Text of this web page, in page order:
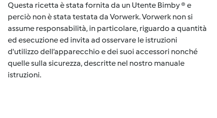
Questa ricetta è stata fornita da un Utente Bimby ® e
perciò non è stata testata da Vorwerk. Vorwerk non si
assume responsabilità, in particolare, riguardo a quantità
ed esecuzione ed invita ad osservare le istruzioni
d'utilizzo dell’apparecchio e dei suoi accessori nonché
quelle sulla sicurezza, descritte nel nostro manuale
istruzioni.